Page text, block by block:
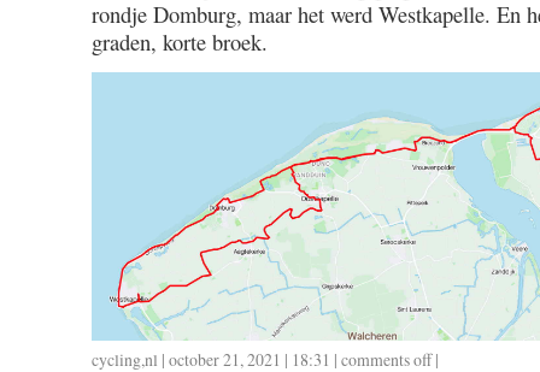
rondje Domburg, maar het werd Westkapelle. En
graden, korte broek.
cycling,nl | october 21, 2021 | 18:31 | comments offon
|